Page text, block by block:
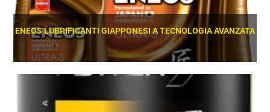
ENEOS LUBRIFICANTI GIAPPONESI A TECNOLOGIA AVANZATA